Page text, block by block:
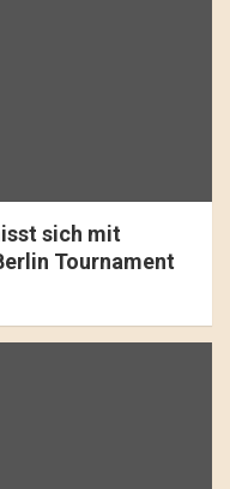
sich mit
Tournament